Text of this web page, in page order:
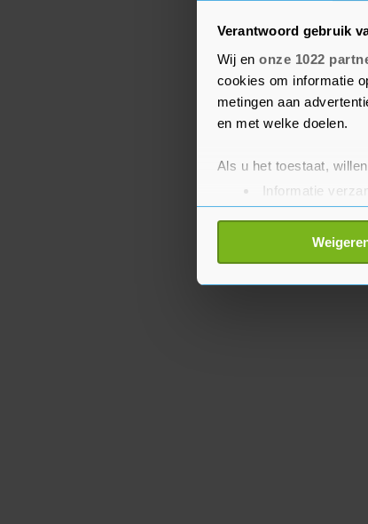
Verantwoord gebruik
Wij en onze 1022
cookies om informatie
metingen aan
en met welke doelen.
Als u het toestaat,
Informatie
Uw apparaat
Lees meer over hoe
toestemming op elk
stap voorwaarts
Op 10, 11 en 12
testdagen op het
ook het seizoen.